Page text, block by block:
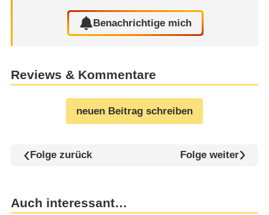
Benachrichtige mich
Reviews & Kommentare
neuen Beitrag schreiben
Folge zurück Folge weiter
Auch interessant…